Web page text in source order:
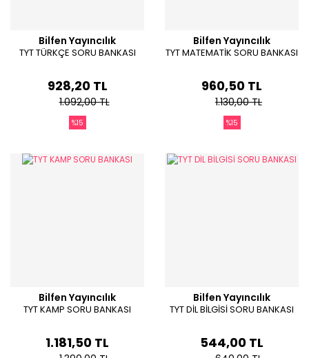
Bilfen Yayıncılık
TYT TÜRKÇE SORU BANKASI
928,20 TL
1.092,00 TL
%15
Bilfen Yayıncılık
TYT MATEMATİK SORU BANKASI
960,50 TL
1.130,00 TL
%15
Bilfen Yayıncılık
TYT KAMP SORU BANKASI
1.181,50 TL
Bilfen Yayıncılık
TYT DİL BİLGİSİ SORU BANKASI
544,00 TL